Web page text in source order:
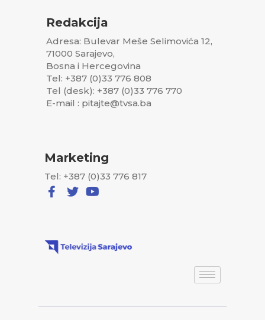
Redakcija
Adresa: Bulevar Meše Selimovića 12,
71000 Sarajevo,
Bosna i Hercegovina
Tel: +387 (0)33 776 808
Tel (desk): +387 (0)33 776 770
E-mail : pitajte@tvsa.ba
Marketing
Tel: +387 (0)33 776 817